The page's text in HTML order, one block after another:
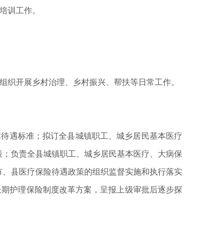
训工作。
开展乡村治理、乡村振兴、帮扶等日常工作。
遇标准；拟订全县城镇职工、城乡居民基本医疗
负责全县城镇职工、城乡居民基本医疗、大病保
县医疗保险待遇政策的组织监督实施和执行落实
护理保险制度改革方案，呈报上级审批后逐步探